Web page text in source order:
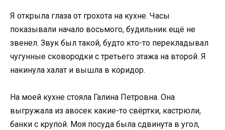
Я открыла глаза от грохота на кухне. Часы
показывали начало восьмого, будильник ещё не
звенел. Звук был такой, будто кто-то перекладывал
чугунные сковородки с третьего этажа на второй. Я
накинула халат и вышла в коридор.
На моей кухне стояла Галина Петровна. Она
выгружала из авосек какие-то свёртки, кастрюли,
банки с крупой. Моя посуда была сдвинута в угол,